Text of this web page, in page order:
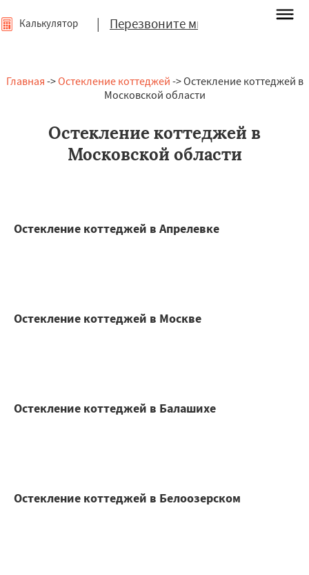
| Перезвоните мне
Калькулятор
Главная ->Остекление коттеджей -> Остекление коттеджей в
Московской области
Остекление коттеджей в
Московской области
Остекление коттеджей в Апрелевке
Остекление коттеджей в Москве
Остекление коттеджей в Балашихе
Остекление коттеджей в Белоозерском